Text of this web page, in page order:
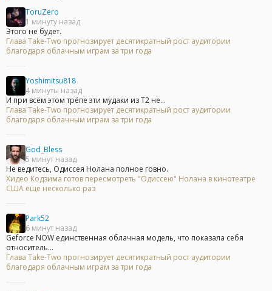
ToruZero
1 минуту назад
Этого не будет.
Глава Take-Two прогнозирует десятикратный рост аудитории
благодаря облачным играм за три года
Yoshimitsu818
4 минуты назад
И при всём этом трёпе эти мудаки из Т2 не...
Глава Take-Two прогнозирует десятикратный рост аудитории
благодаря облачным играм за три года
God_Bless
5 минут назад
Не ведитесь, Одиссея Нолана полное говно.
Хидео Кодзима готов пересмотреть "Одиссею" Нолана в кинотеатре
США еще несколько раз
Park52
6 минут назад
Geforce NOW единственная облачная модель, что показала себя
относитель...
Глава Take-Two прогнозирует десятикратный рост аудитории
благодаря облачным играм за три года